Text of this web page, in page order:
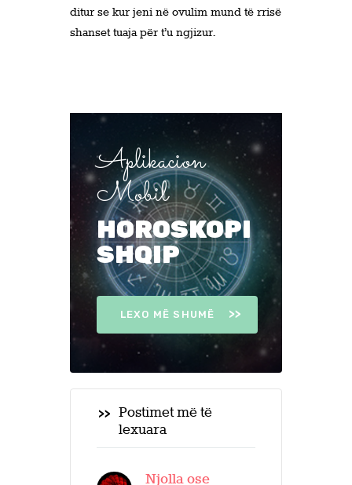
ditur se kur jeni në ovulim mund të rrisë
shanset tuaja për t’u ngjizur.
Aplikacion
Mobil
HOROSKOPI
SHQIP
LEXO MË SHUMË
Postimet më të
lexuara
Njolla ose